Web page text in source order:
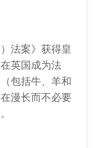
法案》获得皇
英国成为法
包括牛、羊和
漫长而不必要